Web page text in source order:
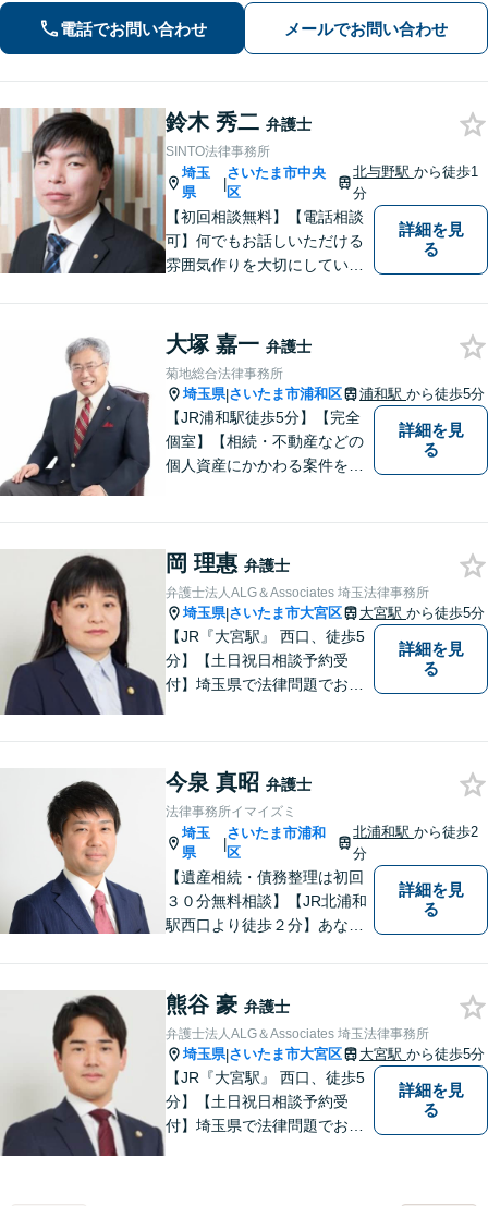
実績あり」最適な債務整理手段をご提
案【分割・後払い応相談】
電話でお問い合わせ メールでお問い合わせ
鈴木 秀二 弁護士
SINTO法律事務所
埼玉
県
|
さいたま市中央
区
北与野駅から徒歩1
分
【初回相談無料】【電話相談
可】何でもお話しいただける
雰囲気作りを大切にしていま
をお聞きになってからの判断
で構いませんので、トラブル
でお困りの方は一人で悩ま
ず、一度お気軽にご相談下さ
い。
詳細を見
る
大塚 嘉一 弁護士
菊地総合法律事務所
埼玉県|さいたま市浦和区 浦和駅 から徒歩5分
【JR浦和駅徒歩5分】【完全
個室】【相続・不動産などの
個人資産にかかわる案件を多
お気軽にご相談ください。
詳細を見
る
岡 理惠 弁護士
弁護士法人ALG＆Associates 埼玉法律事務所
埼玉県|さいたま市大宮区 大宮駅 から徒歩5分
【JR『大宮駅』 西口、徒歩5
分】【土日祝日相談予約受
付】埼玉県で法律問題でお困
にご相談ください。
詳細を見
る
今泉 真昭 弁護士
法律事務所イマイズミ
埼玉
県
|
さいたま市浦和
区
北浦和駅から徒歩2
分
【遺産相続・債務整理は初回
３０分無料相談】【JR北浦和
駅西口より徒歩２分】あなた
の代わりに悩み、考え、解決
策をご提案します。
詳細を見
る
熊谷 豪 弁護士
弁護士法人ALG＆Associates 埼玉法律事務所
埼玉県|さいたま市大宮区 大宮駅 から徒歩5分
【JR『大宮駅』 西口、徒歩5
分】【土日祝日相談予約受
付】埼玉県で法律問題でお困
詳細を見
る